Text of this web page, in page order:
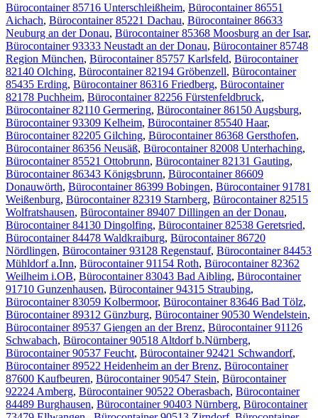
Bürocontainer 85716 Unterschleißheim, Bürocontainer 86551
Aichach, Bürocontainer 85221 Dachau, Bürocontainer 86633
Neuburg an der Donau, Bürocontainer 85368 Moosburg an der Isar,
Bürocontainer 93333 Neustadt an der Donau, Bürocontainer 85748
Region München, Bürocontainer 85757 Karlsfeld, Bürocontainer
82140 Olching, Bürocontainer 82194 Gröbenzell, Bürocontainer
85435 Erding, Bürocontainer 86316 Friedberg, Bürocontainer
82178 Puchheim, Bürocontainer 82256 Fürstenfeldbruck,
Bürocontainer 82110 Germering, Bürocontainer 86150 Augsburg,
Bürocontainer 93309 Kelheim, Bürocontainer 85540 Haar,
Bürocontainer 82205 Gilching, Bürocontainer 86368 Gersthofen,
Bürocontainer 86356 Neusäß, Bürocontainer 82008 Unterhaching,
Bürocontainer 85521 Ottobrunn, Bürocontainer 82131 Gauting,
Bürocontainer 86343 Königsbrunn, Bürocontainer 86609
Donauwörth, Bürocontainer 86399 Bobingen, Bürocontainer 91781
Weißenburg, Bürocontainer 82319 Starnberg, Bürocontainer 82515
Wolfratshausen, Bürocontainer 89407 Dillingen an der Donau,
Bürocontainer 84130 Dingolfing, Bürocontainer 82538 Geretsried,
Bürocontainer 84478 Waldkraiburg, Bürocontainer 86720
Nördlingen, Bürocontainer 93128 Regenstauf, Bürocontainer 84453
Mühldorf a.Inn, Bürocontainer 91154 Roth, Bürocontainer 82362
Weilheim i.OB, Bürocontainer 83043 Bad Aibling, Bürocontainer
91710 Gunzenhausen, Bürocontainer 94315 Straubing,
Bürocontainer 83059 Kolbermoor, Bürocontainer 83646 Bad Tölz,
Bürocontainer 89312 Günzburg, Bürocontainer 90530 Wendelstein,
Bürocontainer 89537 Giengen an der Brenz, Bürocontainer 91126
Schwabach, Bürocontainer 90518 Altdorf b.Nürnberg,
Bürocontainer 90537 Feucht, Bürocontainer 92421 Schwandorf,
Bürocontainer 89522 Heidenheim an der Brenz, Bürocontainer
87600 Kaufbeuren, Bürocontainer 90547 Stein, Bürocontainer
92224 Amberg, Bürocontainer 90522 Oberasbach, Bürocontainer
84489 Burghausen, Bürocontainer 90403 Nürnberg, Bürocontainer